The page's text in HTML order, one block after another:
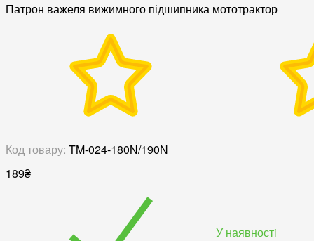
Патрон важеля вижимного підшипника мототрактор
Код товару: TM-024-180N/190N
189₴
У наявностi